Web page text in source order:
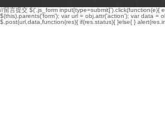
//留言提交 $('.js_form input[type=submit]').click(function(e){
$(this).parents('form'); var url = obj.attr('action'); var data =
$.post(url,data,function(res){ if(res.status){ }else{ }